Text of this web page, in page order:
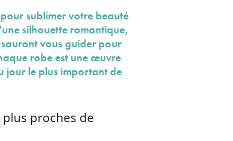
sublimer votre beauté
silhouette romantique,
vous guider pour
robe est une œuvre
jour le plus important de
proches de